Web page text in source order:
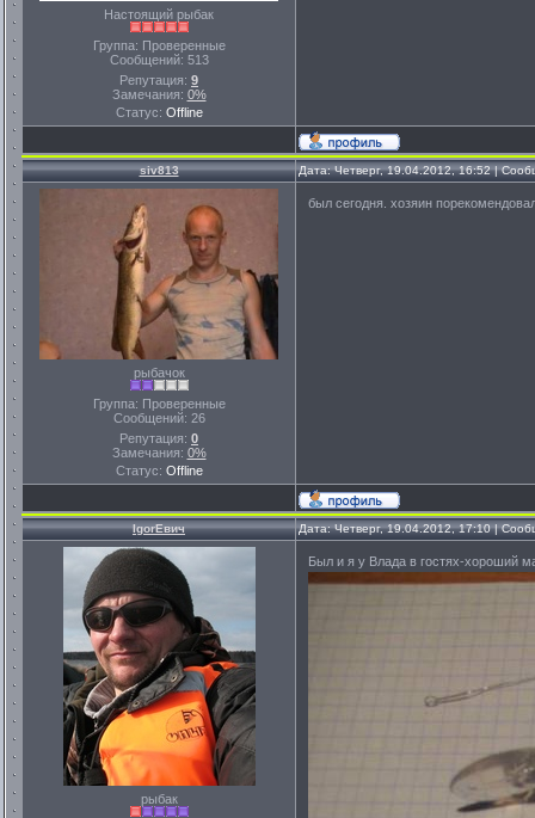
Настоящий рыбак
Группа: Проверенные
Сообщений: 513
Репутация: 9
Замечания: 0%
Статус: Offline
siv813 Дата: Четверг, 19.04.2012, 16:52 |
рыбачок
Группа: Проверенные
Сообщений: 26
Репутация: 0
Замечания: 0%
Статус: Offline
был сегодня. хозяин
IgorЕвич Дата: Четверг, 19.04.2012, 17:10 |
рыбак
Был и я у Влада в гостях-хороший